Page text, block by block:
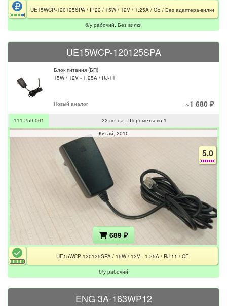
UE15WCP-120125SPA / IP22 / 15W / 12V / 1.25A / CE / Без адаптера-вилки
б/у рабочий. Без вилки
UE15WCP-120125SPA
Блок питания (БП)
15W / 12V - 1.25A / RJ-11
Новый аналог ~1 680 ₽
111-259-001
22 шт на _Шереметьево-1
Китай 2010
5.0
689 ₽
UE15WCP-120125SPA / 15W / 12V - 1.25A / RJ-11 / CE
б/у рабочий
ENG 3A-163WP12